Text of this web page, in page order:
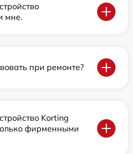
мне.
при ремонте?
Korting
фирменными